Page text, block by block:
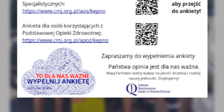
treści w postaci wiadomości, ofert, komunikatów mediów
społecznościowych.